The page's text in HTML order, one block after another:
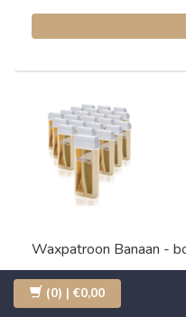
Waxpatroon Banaan -
Voordeel box van 24
(0) | €0,00